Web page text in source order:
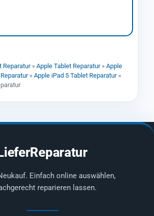
Reparatur» Apple Tablet Reparatur» Apple
» Apple iPad 5 Tablet Reparatur»
Einfach online auswählen,
reparieren lassen.